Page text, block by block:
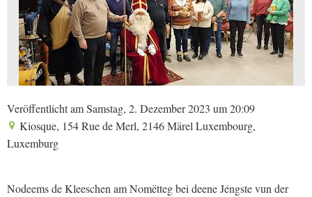
Veröffentlicht am Samstag, 2. Dezember 2023 um 20:09
Kiosque, 154 Rue de Merl, 2146 Märel Luxembourg,
Luxemburg
Nodeems de Kleeschen am Nomëtteg bei deene Jéngste vun der